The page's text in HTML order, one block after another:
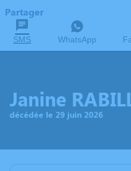
Partager
SMS WhatsApp
Janine
décédée le 29 juin 2026